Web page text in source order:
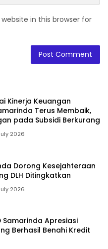
in this browser for
Kinerja Keuangan
Terus Membaik,
pada Subsidi Berkurang
2026
Dorong Kesejahteraan
DLH Ditingkatkan
2026
Samarinda Apresiasi
Berhasil Benahi Kredit